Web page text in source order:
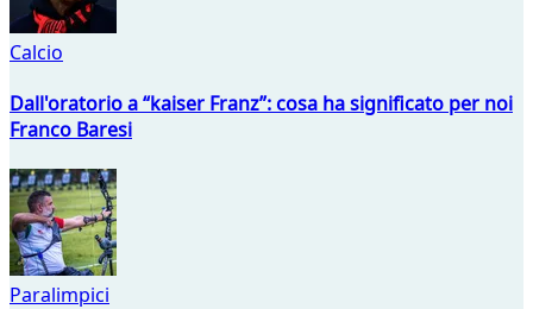
Calcio
Dall'oratorio a “kaiser Franz”: cosa ha significato per noi
Franco Baresi
Paralimpici